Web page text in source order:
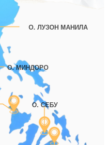
О. ЛУЗОН МАНИЛА
О. МИНДОРО
О. СЕБУ